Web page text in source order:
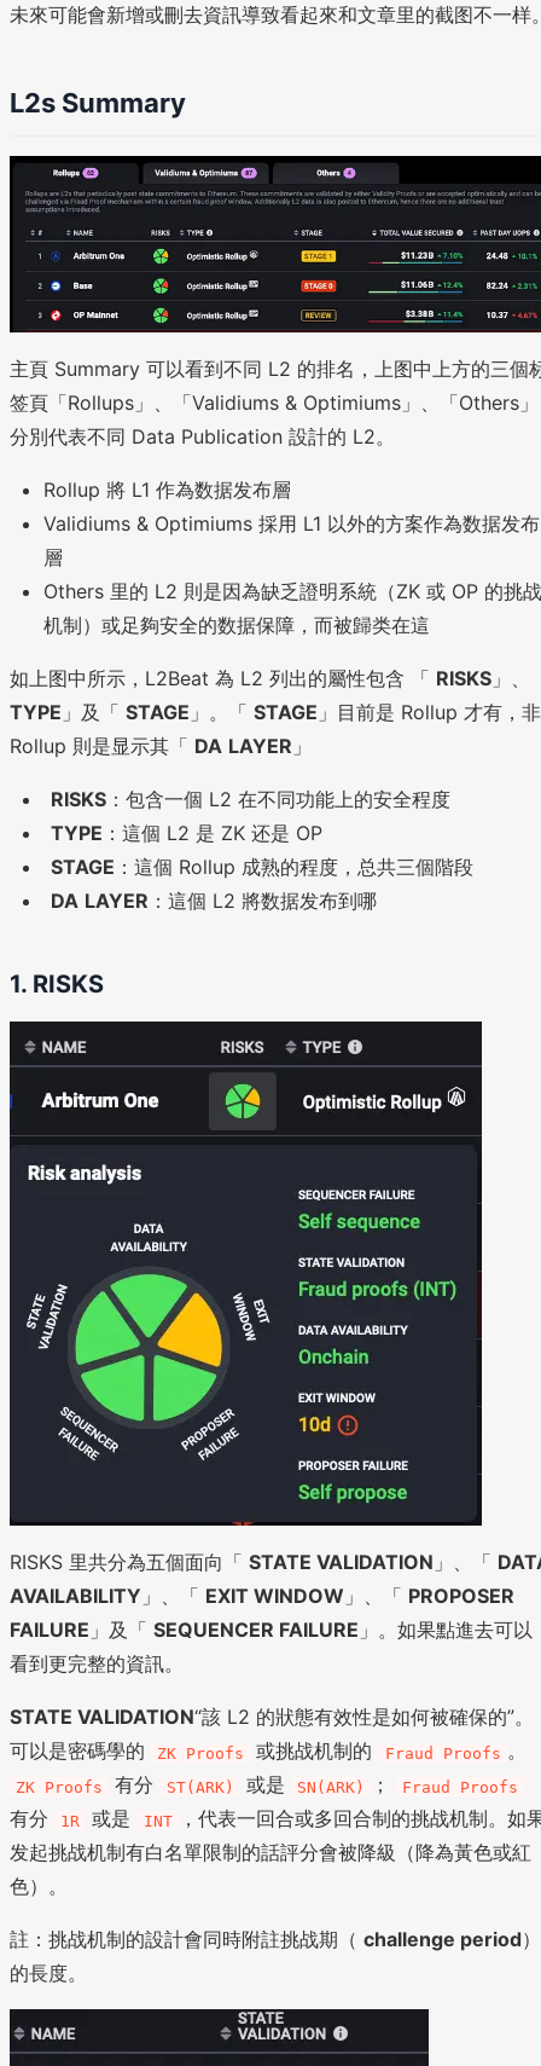
未來可能會新增或刪去資訊導致看起來和文章里的截图不一样
L2s Summary
主頁 Summary 可以看到不同 L2 的排名，上图中上方的三個
签頁「Rollups」、「Validiums & Optimiums」、「Others」
分別代表不同 Data Publication 設計的 L2。
Rollup 將 L1 作為数据发布層
Validiums & Optimiums 採用 L1 以外的方案作為数据发布
層
Others 里的 L2 則是因為缺乏證明系統（ZK 或 OP 的挑战
机制）或足夠安全的数据保障，而被歸类在這
如上图中所示，L2Beat 為 L2 列出的屬性包含 「 RISKS 」、
TYPE 」及「 STAGE 」。「 STAGE 」目前是 Rollup 才有，非
Rollup 則是显示其「 DA LAYER 」
RISKS ：包含一個 L2 在不同功能上的安全程度
TYPE ：這個 L2 是 ZK 还是 OP
STAGE ：這個 Rollup 成熟的程度，总共三個階段
DA LAYER ：這個 L2 將数据发布到哪
1. RISKS
RISKS 里共分為五個面向「 STATE VALIDATION 」、「
AVAILABILITY 」、「 EXIT WINDOW 」、「 PROPOSER
FAILURE 」及「 SEQUENCER FAILURE 」。如果點進去可以
看到更完整的資訊。
STATE VALIDATION“該 L2 的狀態有效性是如何被確保的”。
可以是密碼學的
ZK Proofs 或挑战机制的 Fraud Proofs 。
ZK Proofs 有分 ST(ARK) 或是 SN(ARK) ； Fraud Proofs
有分 1R 或是 INT
，代表一回合或多回合制的挑战机制。如
发起挑战机制有白名單限制的話評分會被降級（降為黃色或紅
色）。
註：挑战机制的設計會同時附註挑战期（ challenge period）
的長度。